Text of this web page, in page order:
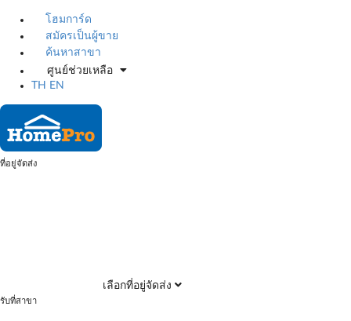
โฮมการ์ด
สมัครเป็นผู้ขาย
ค้นหาสาขา
ศูนย์ช่วยเหลือ
TH
EN
ที่อยู่จัดส่ง
เลือกที่อยู่จัดส่ง
รับที่สาขา